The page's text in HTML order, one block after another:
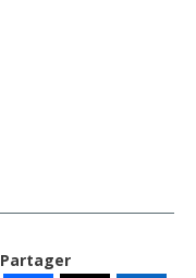
Partager